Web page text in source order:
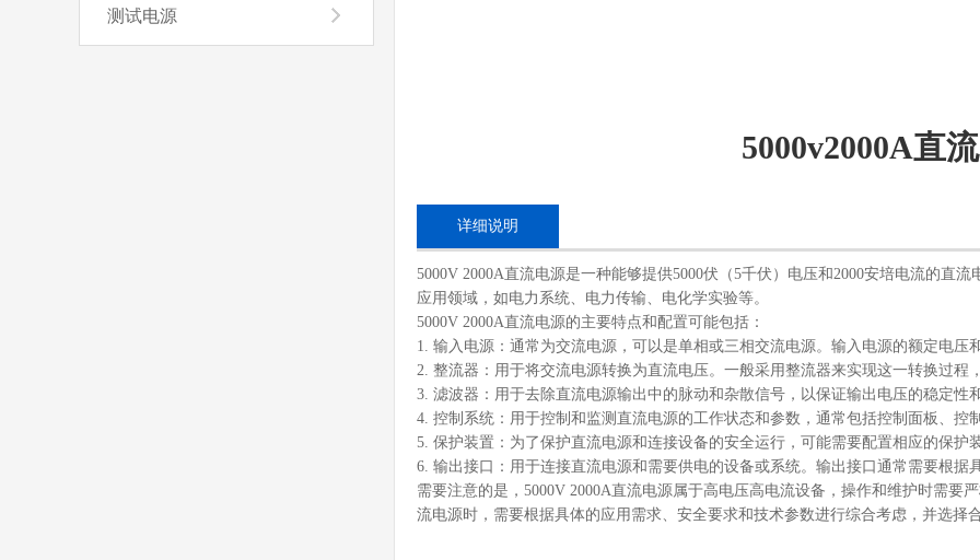
测试电源
5000v2000A直
详细说明
5000V 2000A直流电源是一种能够提供5000伏（5千伏）电压和2000安培电流的直
应用领域，如电力系统、电力传输、电化学实验等。
5000V 2000A直流电源的主要特点和配置可能包括：
1. 输入电源：通常为交流电源，可以是单相或三相交流电源。输入电源的额定电压
2. 整流器：用于将交流电源转换为直流电压。一般采用整流器来实现这一转换过程
3. 滤波器：用于去除直流电源输出中的脉动和杂散信号，以保证输出电压的稳定性
4. 控制系统：用于控制和监测直流电源的工作状态和参数，通常包括控制面板、控
5. 保护装置：为了保护直流电源和连接设备的安全运行，可能需要配置相应的保护
6. 输出接口：用于连接直流电源和需要供电的设备或系统。输出接口通常需要根据
需要注意的是，5000V 2000A直流电源属于高电压高电流设备，操作和维护时需要
流电源时，需要根据具体的应用需求、安全要求和技术参数进行综合考虑，并选择